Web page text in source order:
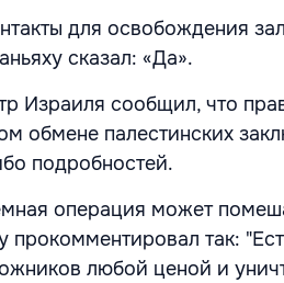
для освобождения
сказал: «Да».
Израиля сообщил, что
обмене палестинских
подробностей.
операция может
так:
любой ценой и